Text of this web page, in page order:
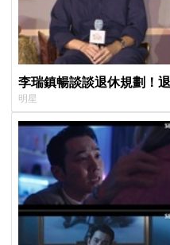
李瑞鎮暢談談退休規劃！
明星